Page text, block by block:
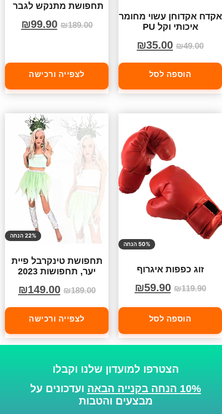
אקדח אקדוחן עשוי מחומר
איכותי וקל PU
₪49.00
₪35.00
הוספה לסל
תחפושת מתנקש לגבר
₪189.00
₪99.90
לצפייה ורכישה
50% הנחה
זוג כפפות איגרוף
₪119.90
₪59.90
הוספה לסל
22% הנחה
תחפושת טינקרבל פיית
יער, תחפושות 2023
₪189.00
₪149.00
לצפייה ורכישה
הצטרפו למועדון שלנו וקבלו
10% הנחה בקנייה הבאה
ועדכונים על
מבצעים והטבות